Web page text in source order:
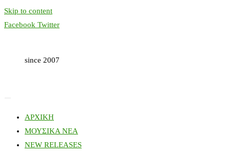
Skip to content
Facebook Twitter
since 2007
ΑΡΧΙΚΗ
ΜΟΥΣΙΚΑ ΝΕΑ
NEW RELEASES